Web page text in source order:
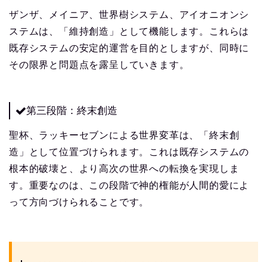
ザンザ、メイニア、世界樹システム、アイオニオンシ
ステムは、「維持創造」として機能します。これらは
既存システムの安定的運営を目的としますが、同時に
その限界と問題点を露呈していきます。
第三段階：終末創造
聖杯、ラッキーセブンによる世界変革は、「終末創
造」として位置づけられます。これは既存システムの
根本的破壊と、より高次の世界への転換を実現しま
す。重要なのは、この段階で神的権能が人間的愛によ
って方向づけられることです。